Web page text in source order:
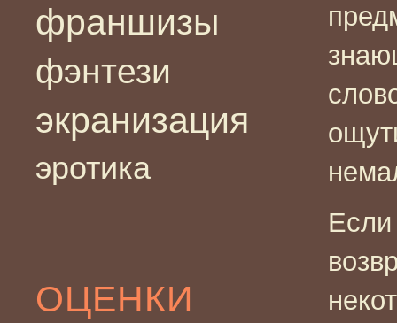
франшизы
фэнтези
экранизация
эротика
ОЦЕНКИ
Если